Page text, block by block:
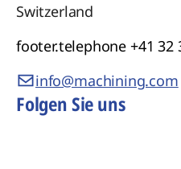
Switzerland
footer.telephone +41 32
info@machining.com
Folgen Sie uns